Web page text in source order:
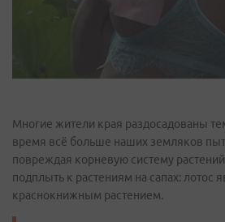
Многие жители края раздосадованы
время всё больше наших земляков
повреждая корневую систему
подплыть к растениям на сапах: лотос
краснокнижным растением.